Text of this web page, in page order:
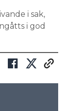
i sak,
i god